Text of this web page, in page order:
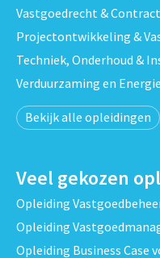
Vastgoedrecht &
Projectontwikkeling &
Techniek, Onderhoud &
Verduurzaming en
Bekijk alle opleidingen
Veel gekozen
Opleiding
Opleiding
Opleiding Business Case